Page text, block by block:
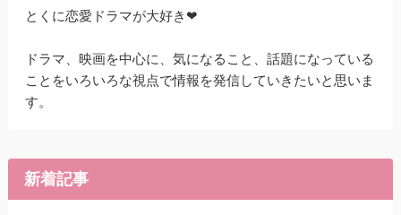
とくに恋愛ドラマが大好き❤
ドラマ、映画を中心に、気になること、話題になっている
ことをいろいろな視点で情報を発信していきたいと思いま
す。
新着記事